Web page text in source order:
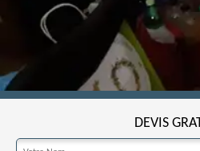
DEVIS